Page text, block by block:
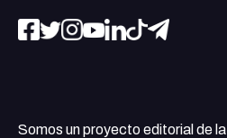
Somos un proyecto editorial de la